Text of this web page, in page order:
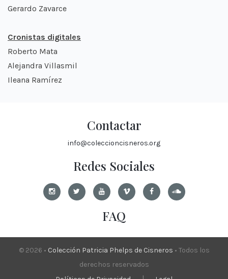
Gerardo Zavarce
Cronistas digitales
Roberto Mata
Alejandra Villasmil
Ileana Ramírez
Contactar
info@coleccioncisneros.org
Redes Sociales
FAQ
© 2026 • Colección Patricia Phelps de Cisneros • Todos los
derechos reservados